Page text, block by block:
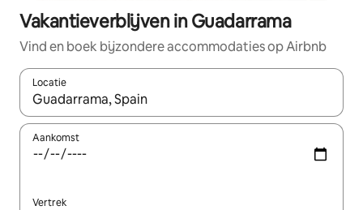
Vakantieverblijven in Guadarrama
Vind en boek bijzondere accommodaties op Airbnb
Locatie
Wanneer er resultaten beschikbaar zijn, maak je een keuze
Aankomst
Vertrek